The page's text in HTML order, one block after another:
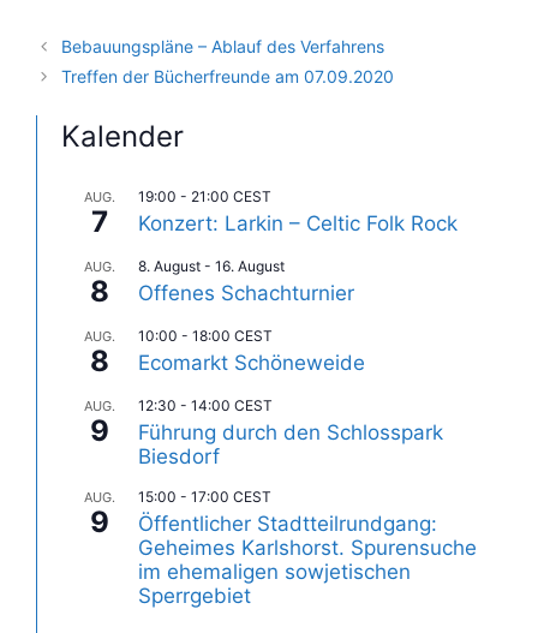
Bebauungspläne – Ablauf des Verfahrens
Treffen der Bücherfreunde am 07.09.2020
Kalender
AUG.
7
19:00 - 21:00 CEST
Konzert: Larkin – Celtic Folk Rock
AUG.
8
8. August - 16. August
Offenes Schachturnier
AUG.
8
10:00 - 18:00 CEST
Ecomarkt Schöneweide
AUG.
9
12:30 - 14:00 CEST
Führung durch den Schlosspark
Biesdorf
AUG.
9
15:00 - 17:00 CEST
Öffentlicher Stadtteilrundgang:
Geheimes Karlshorst. Spurensuche
im ehemaligen sowjetischen
Sperrgebiet